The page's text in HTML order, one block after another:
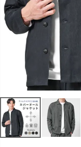
グレー
M
残りわずか
LL
残りわずか
在庫切れ
L